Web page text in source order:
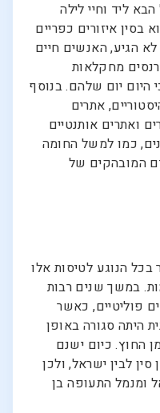
ליד וחיי לילה
בסין איזורים כפריים
הגיע, האנשים חיים
מחקלאות
יום שלהם. בנוסף
אתרים
ואתרים אותנטיים
כמו למשל החומה
המובהקים של
הנוגע לטיסות אלו
במשך שנים רבות
פוליטיים, כאשר
היתה סגורה באופן
החוץ. כיום ישנם
לבין ישראל, ולכן
ומנמל התעופה בן